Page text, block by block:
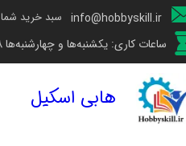
info@hobbyskill.ir
ساعات کاری: یکشنبه‌ها و چهارشنبه‌ها 8 تا 18
سبد خرید شما
حساب کاربری من
سفارشات
هابی اسکیل